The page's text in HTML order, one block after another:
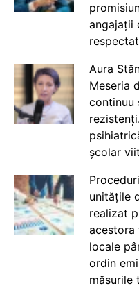
angajații
Aura
Meseria
continuu
școlar
unitățile
realizat
acestora
locale
ordin
măsurile